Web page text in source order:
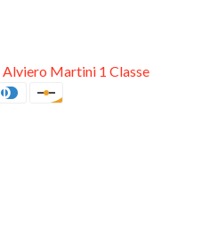
Alviero Martini 1 Classe